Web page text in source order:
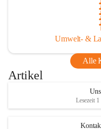
Umwelt- &
Alle
Artikel
Lesezeit